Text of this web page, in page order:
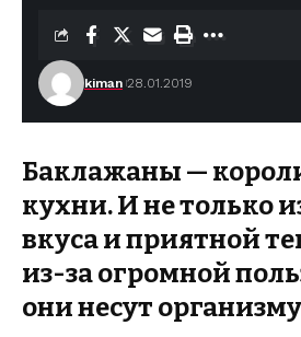
kiman 28.01.2019
Баклажаны —
кухни. И не только
вкуса и приятной
из-за огромной
они несут